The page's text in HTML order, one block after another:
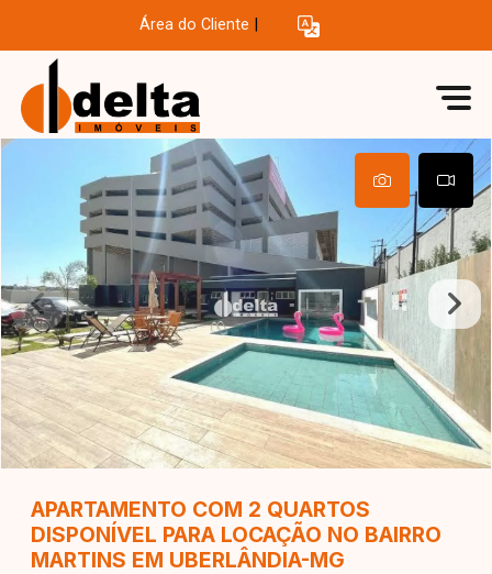
Área do Cliente
APARTAMENTO COM 2 QUARTOS
DISPONÍVEL PARA LOCAÇÃO NO BAIRRO
MARTINS EM UBERLÂNDIA-MG